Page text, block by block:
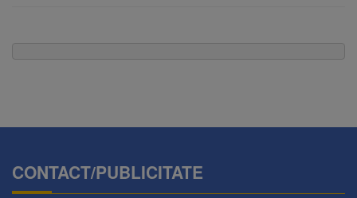
CONTACT/PUBLICITATE